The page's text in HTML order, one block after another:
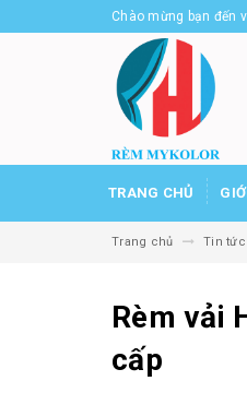
Chào mừng bạn đến
TRANG CHỦ
Trang chủ Tin tức
Rèm vải
cấp